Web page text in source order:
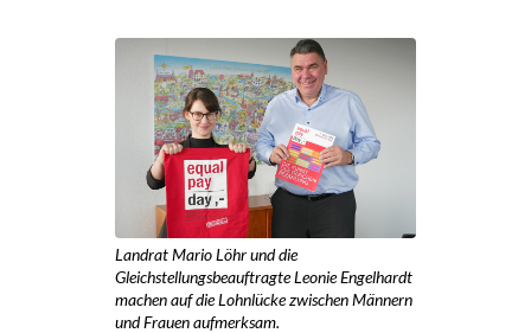
Landrat Mario Löhr und die
Gleichstellungsbeauftragte Leonie Engelhardt
machen auf die Lohnlücke zwischen Männern
und Frauen aufmerksam.